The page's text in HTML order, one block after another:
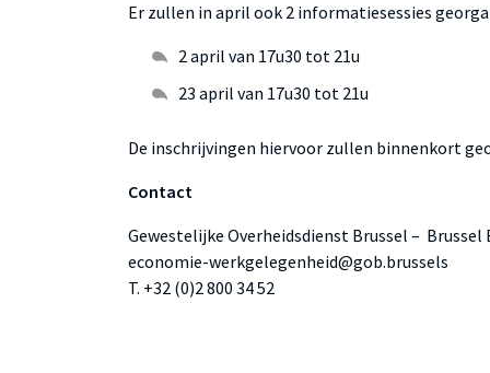
Er zullen in april ook 2 informatiesessies
2 april van 17u30 tot 21u
23 april van 17u30 tot 21u
De inschrijvingen hiervoor zullen binnenkort
Contact
Gewestelijke Overheidsdienst Brussel – Brussel
economie-werkgelegenheid@gob.brussels
T. +32 (0)2 800 34 52